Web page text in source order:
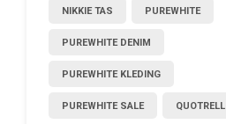
NIKKIE TAS PUREWHITE
PUREWHITE DENIM
PUREWHITE KLEDING
PUREWHITE SALE QUOTRELL